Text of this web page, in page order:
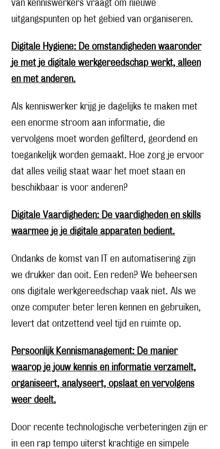
van kenniswerkers vraagt om nieuwe
uitgangspunten op het gebied van organiseren.
Digitale Hygiene: De omstandigheden waaronder
je met je digitale werkgereedschap werkt, alleen
en met anderen.
Als kenniswerker krijg je dagelijks te maken met
een enorme stroom aan informatie, die
vervolgens moet worden gefilterd, geordend en
toegankelijk worden gemaakt. Hoe zorg je ervoor
dat alles veilig staat waar het moet staan en
beschikbaar is voor anderen?
Digitale Vaardigheden: De vaardigheden en skills
waarmee je je digitale apparaten bedient.
Ondanks de komst van IT en automatisering zijn
we drukker dan ooit. Een reden? We beheersen
ons digitale werkgereedschap vaak niet. Als we
onze computer beter leren kennen en gebruiken,
levert dat ontzettend veel tijd en ruimte op.
Persoonlijk Kennismanagement: De manier
waarop je jouw kennis en informatie verzamelt,
organiseert, analyseert, opslaat en vervolgens
weer deelt.
Door recente technologische verbeteringen zijn er
in een rap tempo uiterst krachtige en simpele